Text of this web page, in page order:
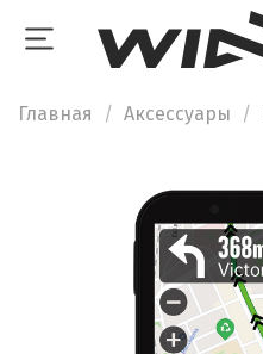
Главная Аксессуары